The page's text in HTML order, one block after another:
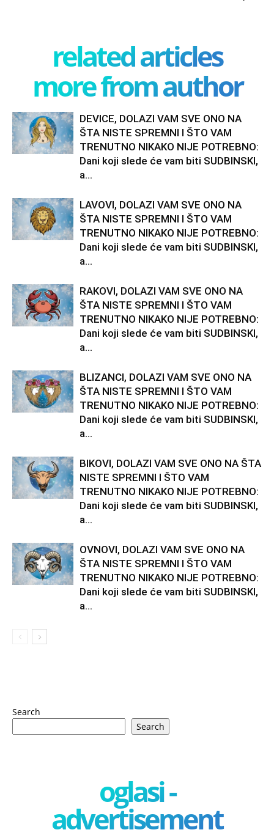
related articles
more from author
DEVICE, DOLAZI VAM SVE ONO NA
ŠTA NISTE SPREMNI I ŠTO VAM
TRENUTNO NIKAKO NIJE POTREBNO:
Dani koji slede će vam biti SUDBINSKI,
a...
LAVOVI, DOLAZI VAM SVE ONO NA
ŠTA NISTE SPREMNI I ŠTO VAM
TRENUTNO NIKAKO NIJE POTREBNO:
Dani koji slede će vam biti SUDBINSKI,
a...
RAKOVI, DOLAZI VAM SVE ONO NA
ŠTA NISTE SPREMNI I ŠTO VAM
TRENUTNO NIKAKO NIJE POTREBNO:
Dani koji slede će vam biti SUDBINSKI,
a...
BLIZANCI, DOLAZI VAM SVE ONO NA
ŠTA NISTE SPREMNI I ŠTO VAM
TRENUTNO NIKAKO NIJE POTREBNO:
Dani koji slede će vam biti SUDBINSKI,
a...
BIKOVI, DOLAZI VAM SVE ONO NA ŠTA
NISTE SPREMNI I ŠTO VAM
TRENUTNO NIKAKO NIJE POTREBNO:
Dani koji slede će vam biti SUDBINSKI,
a...
OVNOVI, DOLAZI VAM SVE ONO NA
ŠTA NISTE SPREMNI I ŠTO VAM
TRENUTNO NIKAKO NIJE POTREBNO:
Dani koji slede će vam biti SUDBINSKI,
a...
Search
Search
oglasi -
advertisement